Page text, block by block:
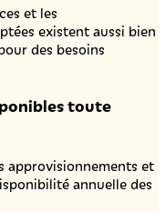
et les
existent aussi bien
des besoins
toute
approvisionnements et
annuelle des